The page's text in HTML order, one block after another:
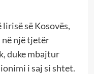
së Kosovës,
në një tjetër
duke mbajtur
i saj si shtet.